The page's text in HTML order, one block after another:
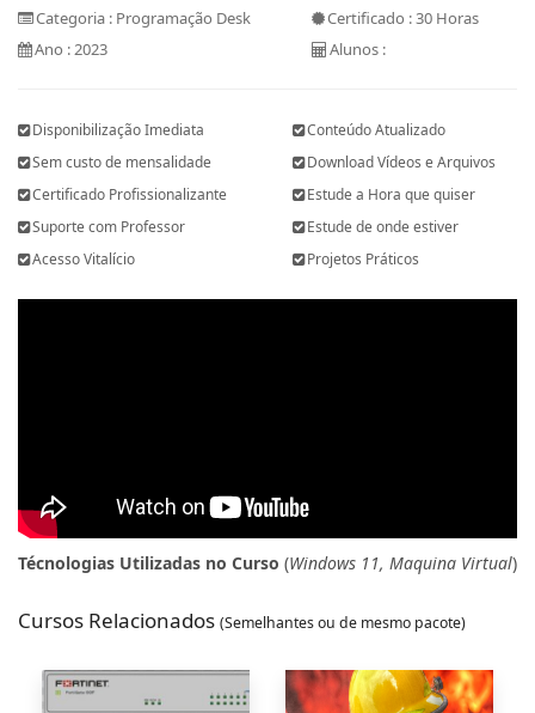
Categoria : Programação Desk
Certificado : 30 Horas
Ano : 2023
Alunos :
Disponibilização Imediata
Sem custo de mensalidade
Certificado Profissionalizante
Suporte com Professor
Acesso Vitalício
Conteúdo Atualizado
Download Vídeos e Arquivos
Estude a Hora que quiser
Estude de onde estiver
Projetos Práticos
Técnologias Utilizadas no Curso (Windows 11, Maquina Virtual)
Cursos Relacionados (Semelhantes ou de mesmo pacote)